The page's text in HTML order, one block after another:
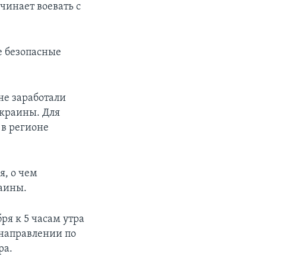
воевать с
безопасные
заработали
Для
регионе
о чем
к 5 часам утра
по